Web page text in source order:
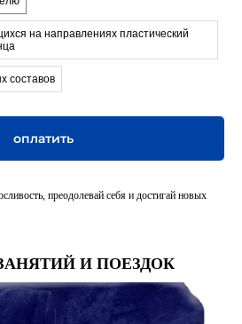
на направлениях пластический
составов
оплатить
преодолевай себя и достигай новых
И ПОЕЗДОК